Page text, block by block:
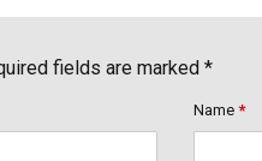
fields are marked *
Name *